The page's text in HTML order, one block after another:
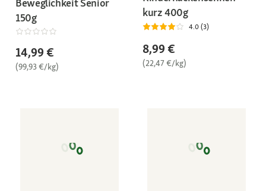
150g
14,99 €
(99,93 €/kg)
kurz 400g
4.0 (3)
8,99 €
(22,47 €/kg)